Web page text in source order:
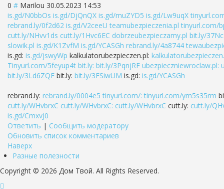
0 # Marilou 30.05.2023 14:53
is.gd/N0bbOs is.gd/DjQnQX is.gd/muZYD5 is.gd/Lw9uqX
rebrand.ly/0f2d62 is.gd/V2ceeU teamubezpieczenia.pl tinyurl.com/
cutt.ly/NHvv1ds cutt.ly/1Hvc6EC dobrzeubezpieczamy.pl bit.ly/
slowik.pl is.gd/K1ZvfM is.gd/YCASGh rebrand.ly/4a8744
is.gd: is.gd/jswyWp kalkulatorubezpieczen.pl:
Tinyurl.com/5feyup4t bit.ly: bit.ly/3PqnjRF ubezpieczniewroclaw.pl:
bit.ly/3Ld6ZQFbit.ly: bit.ly/3FSiwUM is.gd: is.gd/YCASGh
rebrand.ly: rebrand.ly/0004e5 tinyurl.com/: tinyurl.com/ym5s35rm
cutt.ly/WHvbrxC cutt.ly/WHvbrxC: cutt.ly/WHvbrxC cutt.ly: cutt.ly/
is.gd/CmxvJ0
Ответить | Сообщить модератору
Обновить список комментариев
Наверх
Разные полезности
Copyright © 2026 Дом Твой. All Rights Reserved.